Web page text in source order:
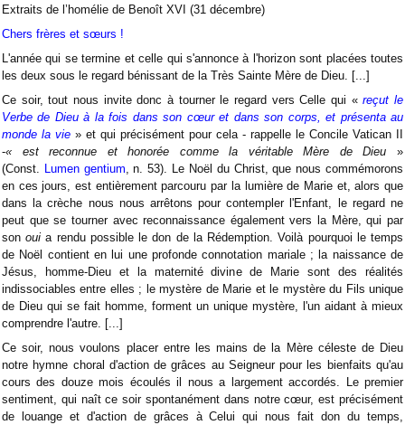
Extraits de l’homélie de Benoît XVI (31 décembre)
Chers frères et sœurs !
L'année qui se termine et celle qui s'annonce à l'horizon sont placées toutes
les deux sous le regard bénissant de la Très Sainte Mère de Dieu. [...]
Ce soir, tout nous invite donc à tourner le regard vers Celle qui «reçut le
Verbe de Dieu à la fois dans son cœur et dans son corps, et présenta au
monde la vie » et qui précisément pour cela - rappelle le Concile Vatican II
-« est reconnue et honorée comme la véritable Mère de Dieu »
(Const. Lumen gentium, n. 53). Le Noël du Christ, que nous commémorons
en ces jours, est entièrement parcouru par la lumière de Marie et, alors que
dans la crèche nous nous arrêtons pour contempler l'Enfant, le regard ne
peut que se tourner avec reconnaissance également vers la Mère, qui par
sonoui a rendu possible le don de la Rédemption. Voilà pourquoi le temps
de Noël contient en lui une profonde connotation mariale ; la naissance de
Jésus, homme-Dieu et la maternité divine de Marie sont des réalités
indissociables entre elles ; le mystère de Marie et le mystère du Fils unique
de Dieu qui se fait homme, forment un unique mystère, l'un aidant à mieux
comprendre l'autre. [...]
Ce soir, nous voulons placer entre les mains de la Mère céleste de Dieu
notre hymne choral d'action de grâces au Seigneur pour les bienfaits qu'au
cours des douze mois écoulés il nous a largement accordés. Le premier
sentiment, qui naît ce soir spontanément dans notre cœur, est précisément
de louange et d'action de grâces à Celui qui nous fait don du temps,